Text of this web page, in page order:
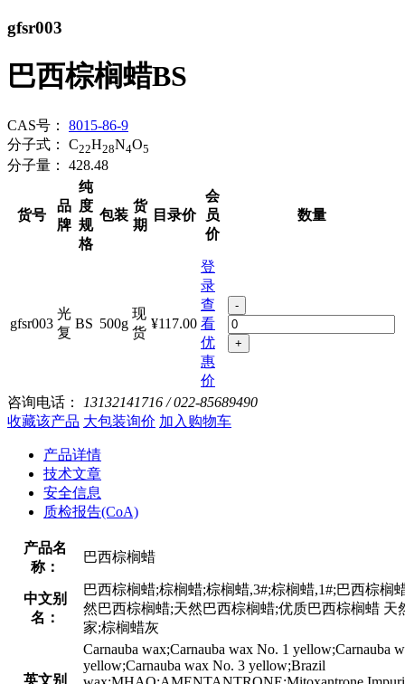
gfsr003
巴西棕榈蜡BS
CAS号：
8015-86-9
分子式：
C22H28N4O5
分子量： 428.48
货号
品
牌
纯
度
规
格
包装
货
期
目录价
会
员
价
数量
gfsr003
光
复
BS 500g
现
货
¥117.00
登
录
查
看
优
惠
价
-
+
咨询电话：
13132141716 / 022-85689490
收藏该产品 大包装询价 加入购物车
产品详情
技术文章
安全信息
质检报告(CoA)
产品名
称：
巴西棕榈蜡
中文别
名：
巴西棕榈蜡;棕榈蜡;棕榈蜡,3#;棕榈蜡,1#;巴西棕榈
然巴西棕榈蜡;天然巴西棕榈蜡;优质巴西棕榈蜡 天
家;棕榈蜡灰
英文别
Carnauba wax;Carnauba wax No. 1 yellow;Carnauba
yellow;Carnauba wax No. 3 yellow;Brazil